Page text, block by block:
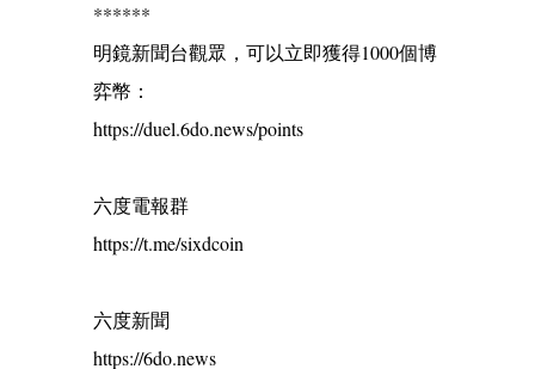
******
明鏡新聞台觀眾，可以立即獲得1000個博
弈幣：
https://duel.6do.news/points
六度電報群
https://t.me/sixdcoin
六度新聞
https://6do.news